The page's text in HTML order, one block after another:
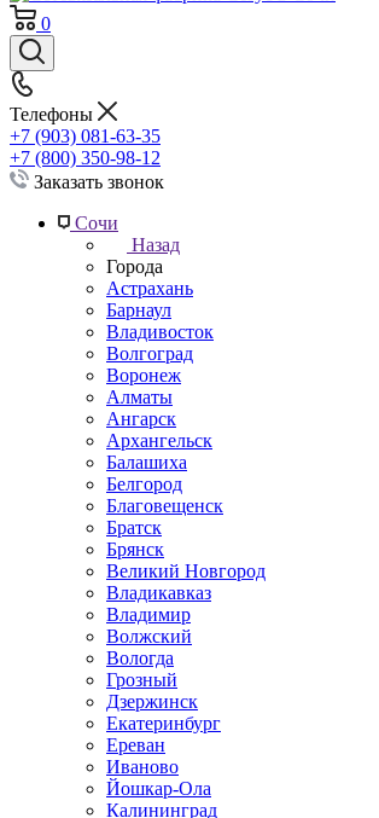
0
Телефоны
+7 (903) 081-63-35
+7 (800) 350-98-12
Заказать звонок
Сочи
Назад
Города
Астрахань
Барнаул
Владивосток
Волгоград
Воронеж
Алматы
Ангарск
Архангельск
Балашиха
Белгород
Благовещенск
Братск
Брянск
Великий Новгород
Владикавказ
Владимир
Волжский
Вологда
Грозный
Дзержинск
Екатеринбург
Ереван
Иваново
Йошкар-Ола
Калининград